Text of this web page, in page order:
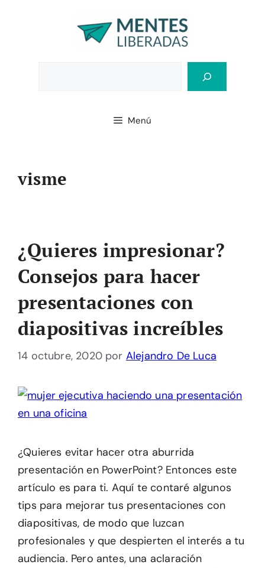
Menú
visme
¿Quieres impresionar?
Consejos para hacer
presentaciones con
diapositivas increíbles
14 octubre, 2020 por Alejandro De Luca
¿Quieres evitar hacer otra aburrida
presentación en PowerPoint? Entonces este
artículo es para ti. Aquí te contaré algunos
tips para mejorar tus presentaciones con
diapositivas, de modo que luzcan
profesionales y que despierten el interés a tu
audiencia. Pero antes, una aclaración